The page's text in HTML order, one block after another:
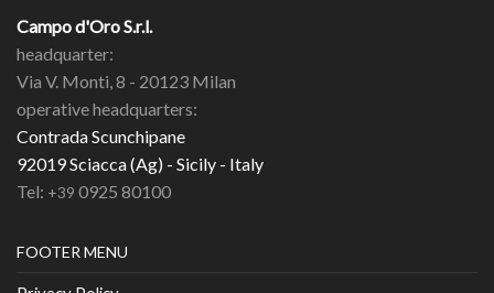
Campo d'Oro S.r.l.
headquarter:
Via V. Monti, 8 - 20123 Milan
operative headquarters:
Contrada Scunchipane
92019 Sciacca (Ag) - Sicily - Italy
Tel: +39 0925 80100
FOOTER MENU